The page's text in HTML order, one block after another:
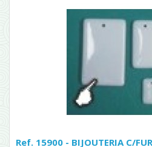
Ref. 15900 - BIJOUTERIA C/